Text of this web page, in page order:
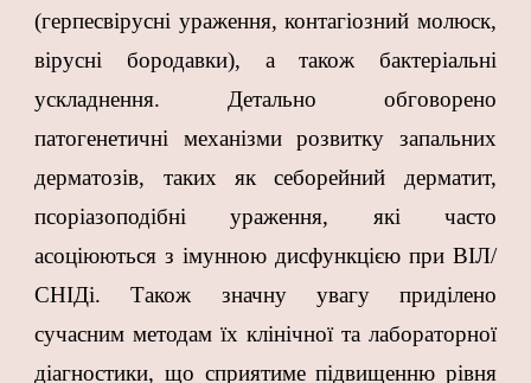
(герпесвірусні ураження, контагіозний молюск,
вірусні бородавки), а також бактеріальні
ускладнення. Детально обговорено
патогенетичні механізми розвитку запальних
дерматозів, таких як себорейний дерматит,
псоріазоподібні ураження, які часто
асоціюються з імунною дисфункцією при ВІЛ/
СНІДі. Також значну увагу приділено
сучасним методам їх клінічної та лабораторної
діагностики, що сприятиме підвищенню рівня